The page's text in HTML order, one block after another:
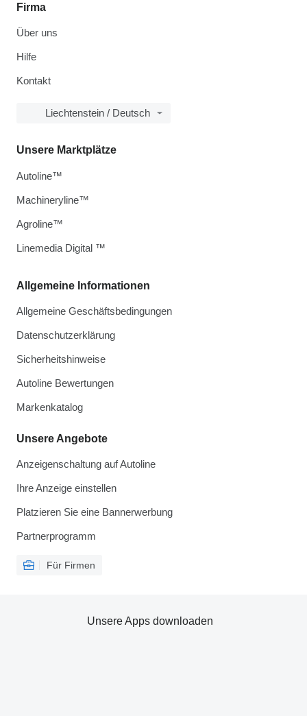
Firma
Über uns
Hilfe
Kontakt
Liechtenstein / Deutsch
Allgemeine Informationen
Allgemeine Geschäftsbedingungen
Datenschutzerklärung
Sicherheitshinweise
Autoline Bewertungen
Markenkatalog
Unsere Angebote
Anzeigenschaltung auf Autoline
Ihre Anzeige einstellen
Platzieren Sie eine Bannerwerbung
Partnerprogramm
Für Firmen
Unsere Marktplätze
Autoline™
Machineryline™
Agroline™
Linemedia Digital ™
Unsere Apps downloaden